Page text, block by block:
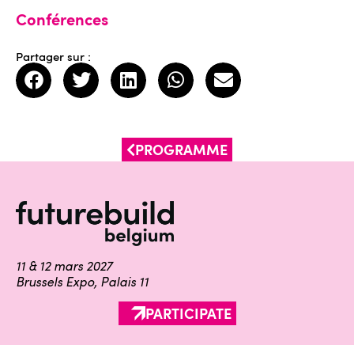
Conférences
Partager sur :
PROGRAMME
11 & 12 mars 2027
Brussels Expo, Palais 11
PARTICIPATE